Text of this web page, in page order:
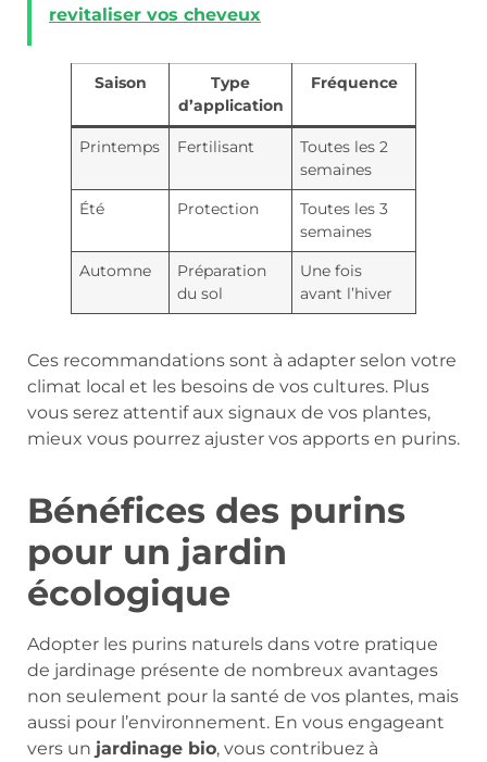
revitaliser vos cheveux
Saison
Type
d’application
Fréquence
Printemps Fertilisant
Toutes les 2
semaines
Été
Protection
Toutes les 3
semaines
Automne
Préparation
du sol
Une fois
avant l’hiver
Ces recommandations sont à adapter selon votre
climat local et les besoins de vos cultures. Plus
vous serez attentif aux signaux de vos plantes,
mieux vous pourrez ajuster vos apports en purins.
Bénéfices des purins
pour un jardin
écologique
Adopter les purins naturels dans votre pratique
de jardinage présente de nombreux avantages
non seulement pour la santé de vos plantes, mais
aussi pour l’environnement. En vous engageant
vers un jardinage bio, vous contribuez à